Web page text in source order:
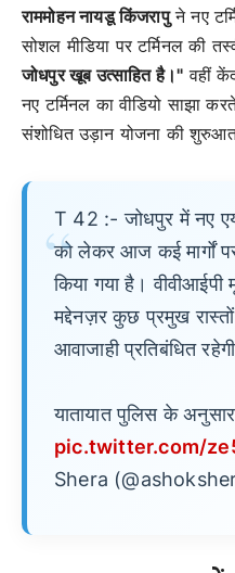
राममोहन नायडू किंजरापुने नए
सोशल मीडिया पर टर्मिनल की
जोधपुर खूब उत्साहित है।" वहीं
नए टर्मिनल का वीडियो साझा
संशोधित उड़ान योजना की शुरुआत
T 42 :- जोधपुर में नए
को लेकर आज कई मार्गों
किया गया है।
मद्देनज़र कुछ प्रमुख
आवाजाही प्रतिबंधित
यातायात पुलिस के
pic.twitter.com/
Shera